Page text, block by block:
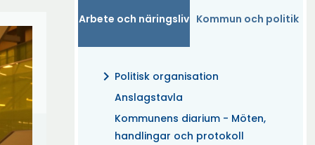
Arbete och näringsliv Kommun och politik
chevron_right Politisk organisation
Anslagstavla
Kommunens diarium - Möten,
handlingar och protokoll